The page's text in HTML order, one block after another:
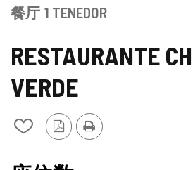
Castilla
León
RESTAURANTE
VERDE
从
笔
PDF
版
打
印
TIPO
餐厅 1 TENEDOR